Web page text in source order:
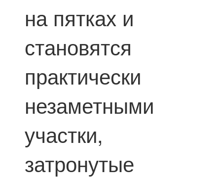
на пятках и
становятся
практически
незаметными
участки,
затронутые